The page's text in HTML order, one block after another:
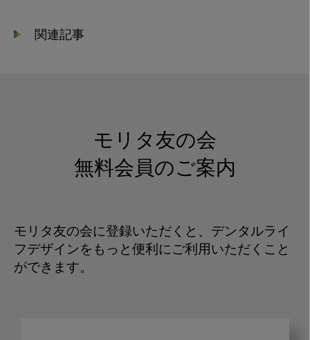
関連記事
モリタ友の会
無料会員のご案内
モリタ友の会に登録いただくと、デンタルライ
フデザインをもっと便利にご利用いただくこと
ができます。